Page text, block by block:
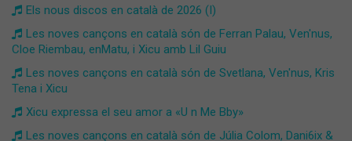
Els nous discos en català de 2026 (I)
Les noves cançons en català són de Ferran Palau, Ven'nus,
Cloe Riembau, enMatu, i Xicu amb Lil Guiu
Les noves cançons en català són de Svetlana, Ven'nus, Kris
Tena i Xicu
Xicu expressa el seu amor a «U n Me Bby»
Les noves cançons en català són de Júlia Colom, Dani6ix &